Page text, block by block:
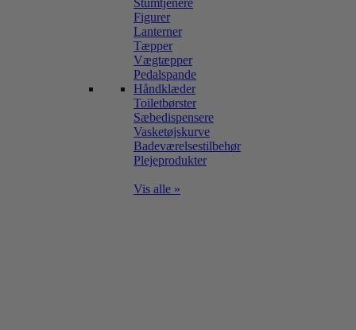
Stumtjenere
Figurer
Lanterner
Tæpper
Vægtæpper
Pedalspande
Håndklæder
Toiletbørster
Sæbedispensere
Vasketøjskurve
Badeværelsestilbehør
Plejeprodukter
Vis alle »